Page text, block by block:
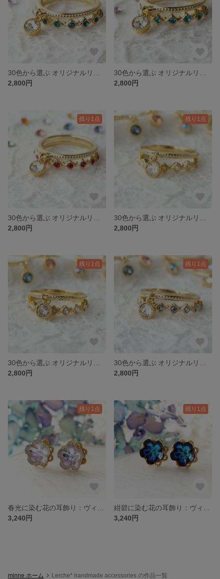
2,800円
2,800円
残り1点
2,800円
残り1点
2,800円
残り1点
2,800円
残り1点
2,800円
残り1点
3,240円
残り1点
3,240円
minne ホーム Lerche* handmade accessories の作品一覧